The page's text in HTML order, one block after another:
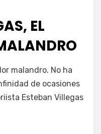
EL
malandro. No ha
de ocasiones
Esteban Villegas